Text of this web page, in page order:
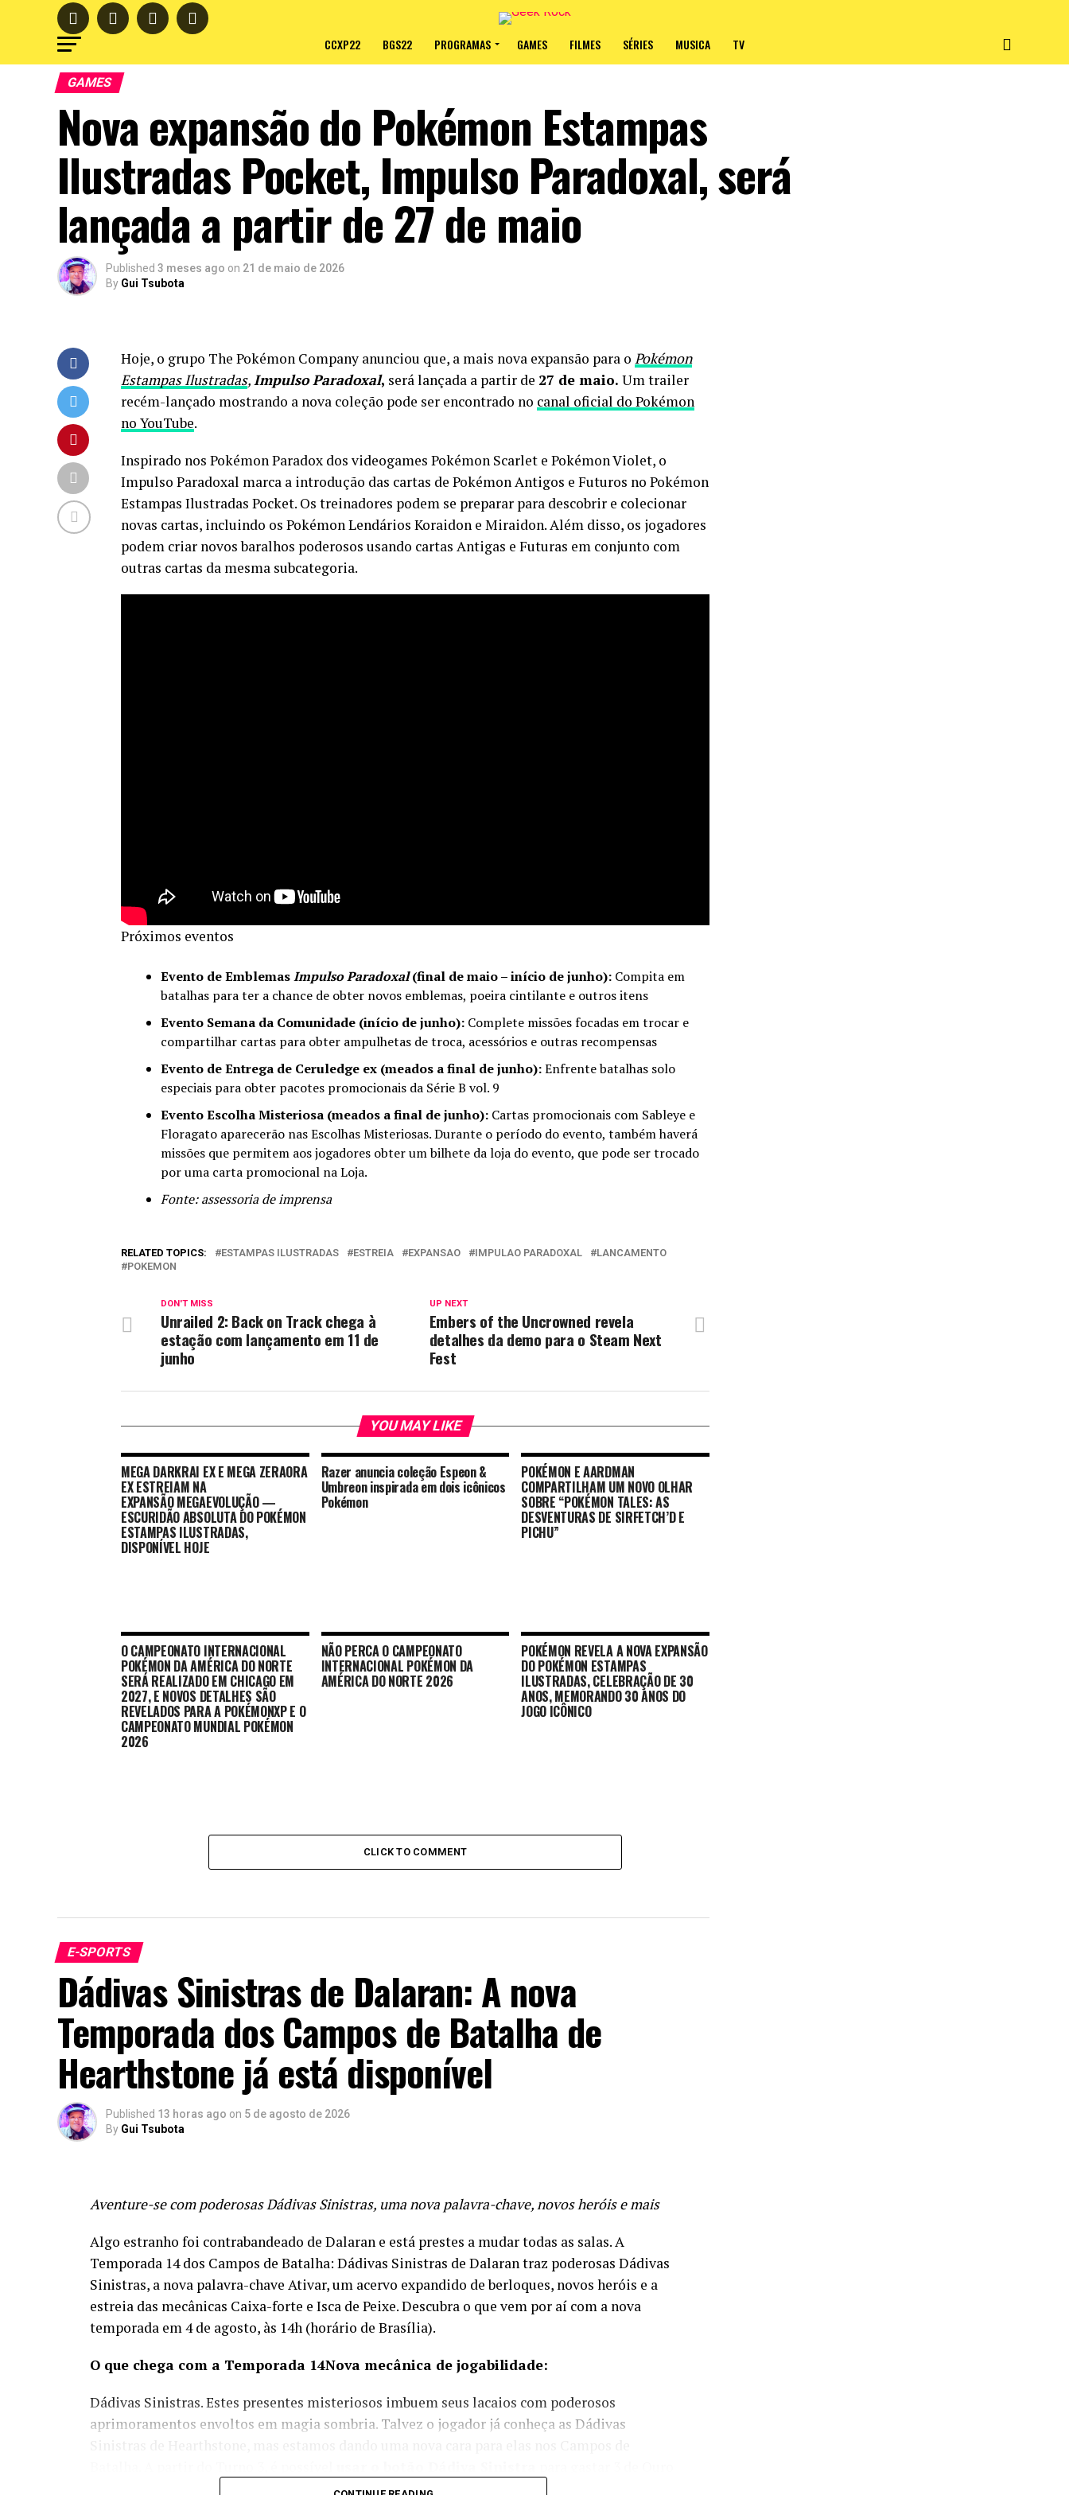
CCXP22 BGS22 PROGRAMAS GAMES FILMES SÉRIES MUSICA TV
GAMES
Nova expansão do Pokémon Estampas
Ilustradas Pocket, Impulso Paradoxal, será
lançada a partir de 27 de maio
Published 3 meses ago on 21 de maio de 2026
By Gui Tsubota
Hoje, o grupo The Pokémon Company anunciou que, a mais nova expansão para o Pokémon
Estampas Ilustradas,Impulso Paradoxal, será lançada a partir de 27 de maio. Um trailer
recém-lançado mostrando a nova coleção pode ser encontrado no canal oficial do Pokémon
no YouTube.
Inspirado nos Pokémon Paradox dos videogames Pokémon Scarlet e Pokémon Violet, o
Impulso Paradoxal marca a introdução das cartas de Pokémon Antigos e Futuros no Pokémon
Estampas Ilustradas Pocket. Os treinadores podem se preparar para descobrir e colecionar
novas cartas, incluindo os Pokémon Lendários Koraidon e Miraidon. Além disso, os jogadores
podem criar novos baralhos poderosos usando cartas Antigas e Futuras em conjunto com
outras cartas da mesma subcategoria.
Próximos eventos
Evento de EmblemasImpulso Paradoxal(final de maio – início de junho): Compita em
batalhas para ter a chance de obter novos emblemas, poeira cintilante e outros itens
Evento Semana da Comunidade (início de junho): Complete missões focadas em trocar e
compartilhar cartas para obter ampulhetas de troca, acessórios e outras recompensas
Evento de Entrega de Ceruledge ex (meados a final de junho):Enfrente batalhas solo
especiais para obter pacotes promocionais da Série B vol. 9
Evento Escolha Misteriosa (meados a final de junho): Cartas promocionais com Sableye e
Floragato aparecerão nas Escolhas Misteriosas. Durante o período do evento, também haverá
missões que permitem aos jogadores obter um bilhete da loja do evento, que pode ser trocado
por uma carta promocional na Loja.
Fonte: assessoria de imprensa
RELATED TOPICS: ESTAMPAS ILUSTRADAS ESTREIA EXPANSAO IMPULAO PARADOXAL
LANCAMENTO
POKEMON
UP NEXT
Embers of the Uncrowned revela
detalhes da demo para o Steam Next
Fest
DON'T MISS
Unrailed 2: Back on Track chega à
estação com lançamento em 11 de
junho
YOU MAY LIKE
MEGA DARKRAI EX E MEGA ZERAORA
EX ESTREIAM NA
EXPANSÃO MEGAEVOLUÇÃO —
ESCURIDÃO ABSOLUTA DO POKÉMON
ESTAMPAS ILUSTRADAS,
DISPONÍVEL HOJE
Razer anuncia coleção Espeon &
Umbreon inspirada em dois icônicos
Pokémon
POKÉMON E AARDMAN
COMPARTILHAM UM NOVO OLHAR
SOBRE “POKÉMON TALES: AS
DESVENTURAS DE SIRFETCH’D E
PICHU”
O CAMPEONATO INTERNACIONAL
POKÉMON DA AMÉRICA DO NORTE
SERÁ REALIZADO EM CHICAGO EM
2027, E NOVOS DETALHES SÃO
REVELADOS PARA A POKÉMONXP E O
CAMPEONATO MUNDIAL POKÉMON
2026
NÃO PERCA O CAMPEONATO
INTERNACIONAL POKÉMON DA
AMÉRICA DO NORTE 2026
POKÉMON REVELA A NOVA EXPANSÃO
DO POKÉMON ESTAMPAS
ILUSTRADAS, CELEBRAÇÃO DE 30
ANOS, MEMORANDO 30 ANOS DO
JOGO ICÔNICO
CLICK TO COMMENT
E-SPORTS
Dádivas Sinistras de Dalaran: A nova
Temporada dos Campos de Batalha de
Hearthstone já está disponível
Published 13 horas ago on 5 de agosto de 2026
By Gui Tsubota
Aventure-se com poderosas Dádivas Sinistras, uma nova palavra-chave, novos heróis e mais
Algo estranho foi contrabandeado de Dalaran e está prestes a mudar todas as salas. A
Temporada 14 dos Campos de Batalha: Dádivas Sinistras de Dalaran traz poderosas Dádivas
Sinistras, a nova palavra-chave Ativar, um acervo expandido de berloques, novos heróis e a
estreia das mecânicas Caixa-forte e Isca de Peixe. Descubra o que vem por aí com a nova
temporada em 4 de agosto, às 14h (horário de Brasília).
O que chega com a Temporada 14Nova mecânica de jogabilidade:
Dádivas Sinistras. Estes presentes misteriosos imbuem seus lacaios com poderosos
aprimoramentos envoltos em magia sombria. Talvez o jogador já conheça as Dádivas
Descobrir um lacaio com uma Dádiva Sinistra. Cada um dos 3 lacaios oferecidos virá